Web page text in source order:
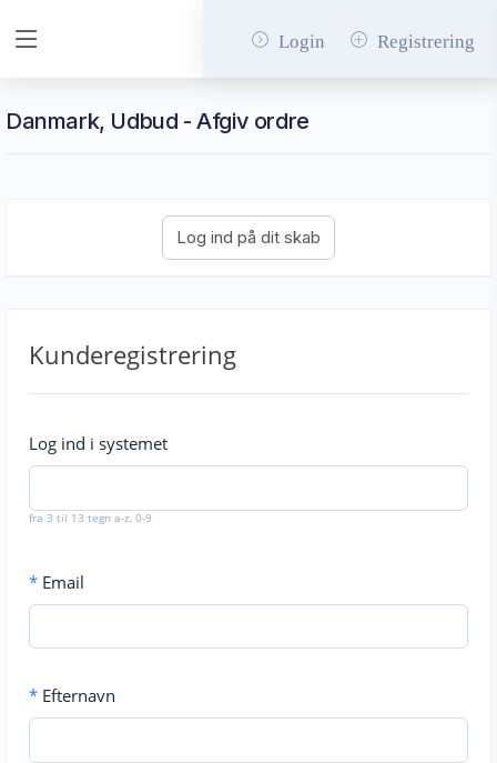
Login Registrering
Danmark, Udbud - Afgiv ordre
Kunderegistrering
Log ind i systemet
fra 3 til 13 tegn a-z, 0-9
* Email
* Efternavn